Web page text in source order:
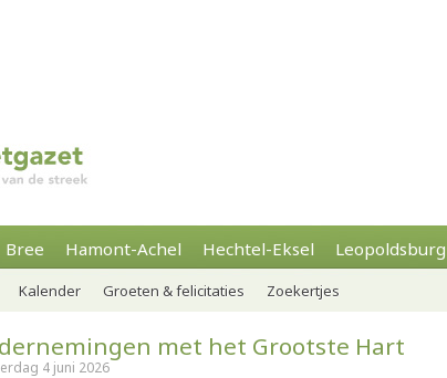
Bree Hamont-Achel Hechtel-Eksel Leopoldsburg
Kalender Groeten & felicitaties Zoekertjes
met het Grootste Hart
4 juni 2026